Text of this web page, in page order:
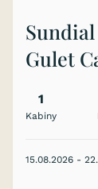
Sundial
Gulet
1
Kabiny
15.08.2026 -